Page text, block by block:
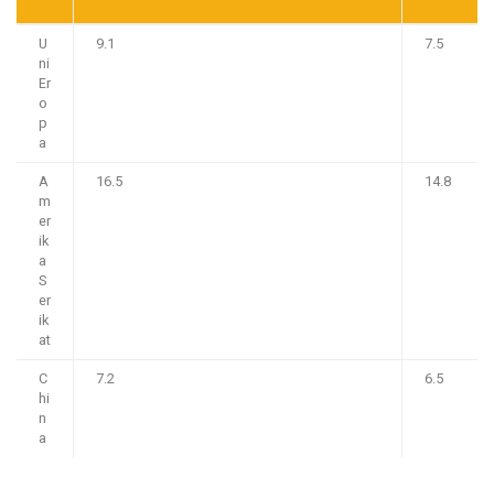
U
ni
Er
o
p
a
9.1 7.5
A
m
er
ik
a
S
er
ik
at
16.5 14.8
C
hi
n
a
7.2 6.5